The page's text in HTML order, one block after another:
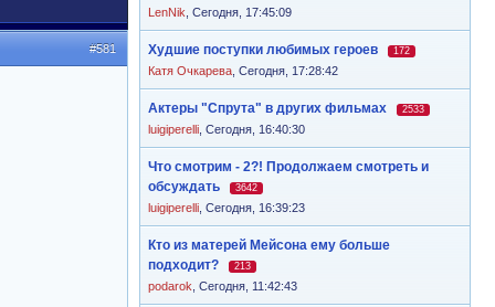
LenNik Сегодня, 17:45:09
Худшие поступки любимых героев 172
Катя Очкарева Сегодня, 17:28:42
Актеры "Спрута" в других фильмах 2533
luigiperelli Сегодня, 16:40:30
Что смотрим - 2?! Продолжаем смотреть и
обсуждать
3642
luigiperelli Сегодня, 16:39:23
Кто из матерей Мейсона ему больше
подходит?
213
podarok Сегодня, 11:42:43
#581